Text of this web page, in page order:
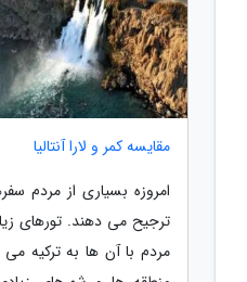
مقایسه کمر و لارا آنتالیا
امروزه بسیاری از مردم
ترجیح می دهند. تورهای
مردم با آن ها به ترکیه می